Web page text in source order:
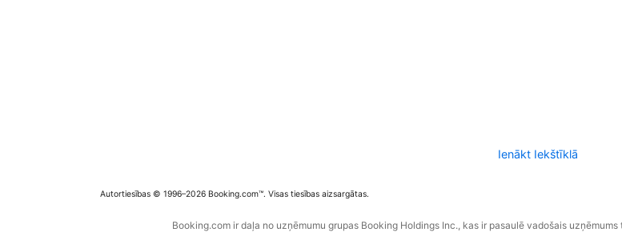
Ienākt Iekštīklā
Autortiesības © 1996–2026 Booking.com™. Visas tiesības aizsargātas.
Booking.com ir daļa no uzņēmumu grupas Booking Holdings Inc., kas ir pasaulē vadošais